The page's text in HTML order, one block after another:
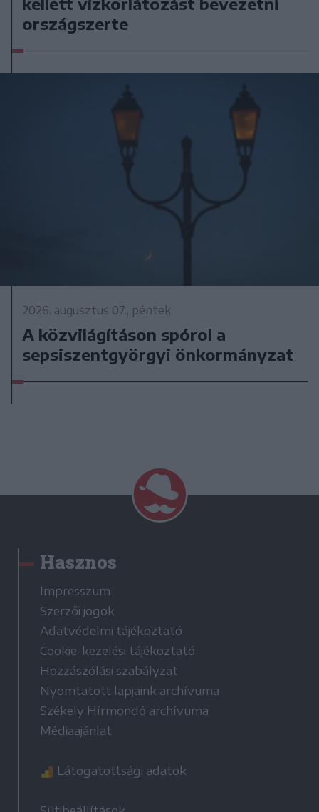
országszerte
2026. augusztus 07., péntek
A közvilágításon spórol a
sepsiszentgyörgyi önkormányzat
Hasznos
Impresszum
Szerzői jogok
Adatvédelmi tájékoztató
Cookie-kezelési tájékoztató
Hozzászólási szabályzat
Nyomtatott lapjaink archívuma
Székely Hírmondó archívuma
Médiaajánlat
Látogatottsági adatok